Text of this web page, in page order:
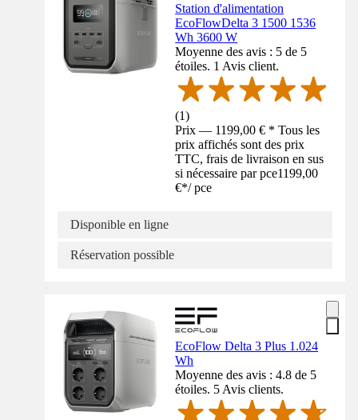
Station d'alimentation
EcoFlowDelta 3 1500 1536
Wh 3600 W
Moyenne des avis : 5 de 5
étoiles. 1 Avis client.
(1)
Prix — 1199,00 € * Tous les
prix affichés sont des prix
TTC, frais de livraison en sus
si nécessaire par pce1199,00
€*/ pce
Disponible en ligne
Réservation possible
EcoFlow Delta 3 Plus 1.024
Wh
Moyenne des avis : 4.8 de 5
étoiles. 5 Avis clients.